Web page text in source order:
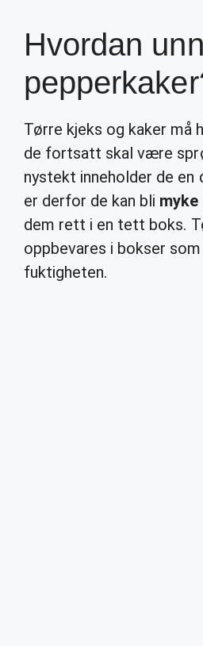
Hvordan
Tørre kjeks og kaker må
de fortsatt skal være
nystekt inneholder de en
er derfor de kan bli myke
dem rett i en tett boks.
oppbevares i bokser
fuktigheten.